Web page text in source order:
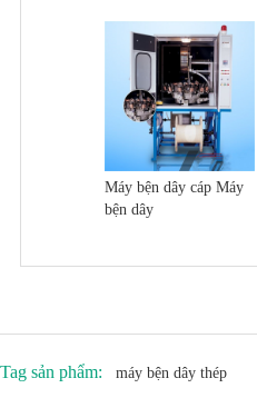
Máy bện dây cáp Máy
bện dây
Tag sản phẩm: máy bện dây thép